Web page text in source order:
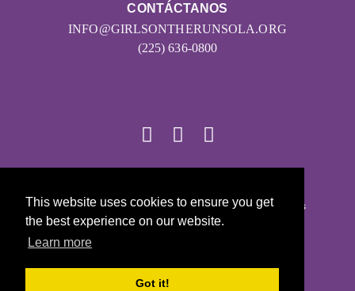
This website uses cookies to ensure you get
the best experience on our website.
Learn more
Got it!
CONTÁCTANOS
INFO@GIRLSONTHERUNSOLA.ORG
(225) 636-0800
Girls on the Run - Todos los derechos reservados
POLÍTICA DE PRIVACIDAD
Con la tecnología de Pinwheel.us